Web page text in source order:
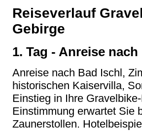
Reiseverlauf
Gebirge
1. Tag - Anreise
Anreise nach Bad Ischl,
historischen Kaiservilla,
Einstieg in Ihre
Einstimmung erwartet Sie
Zaunerstollen.